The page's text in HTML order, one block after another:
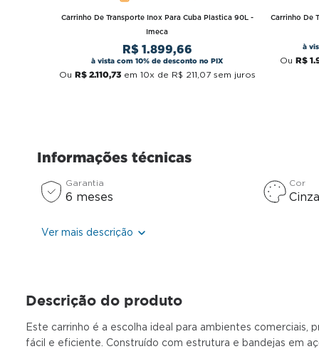
Carrinho De Transporte Inox Para Cuba Plastica 90L -
Imeca
R$ 1 .899,66
à vista com 10% de desconto no PIX
Ou R$ 2.110,73em 10x de R$ 211 07sem juros
Carrinho De
à
Ou R$ 1.
Informações técnicas
Garantia
6 meses
Cor
Cinza
Ver mais descrição
Descrição do produto
Este carrinho é a escolha ideal para ambientes
fácil e eficiente. Construído com estrutura e bandejas em